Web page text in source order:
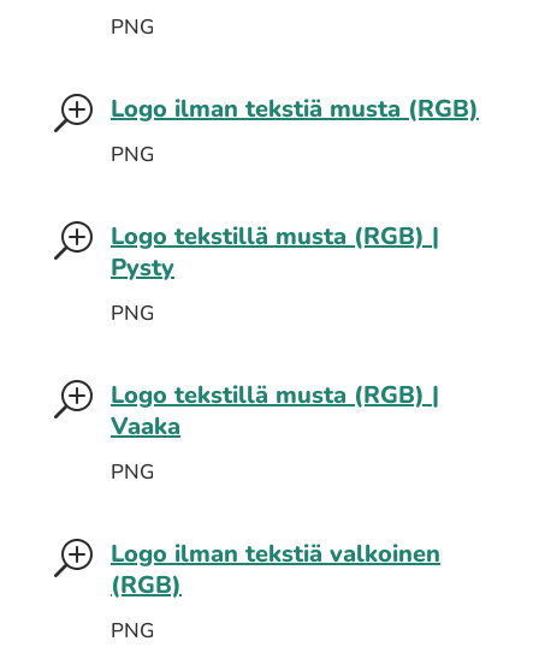
PNG
T Logo ilman tekstiä musta (RGB)
PNG
T Logo tekstillä musta (RGB) |
Pysty
PNG
T Logo tekstillä musta (RGB) |
Vaaka
PNG
T Logo ilman tekstiä valkoinen
(RGB)
PNG